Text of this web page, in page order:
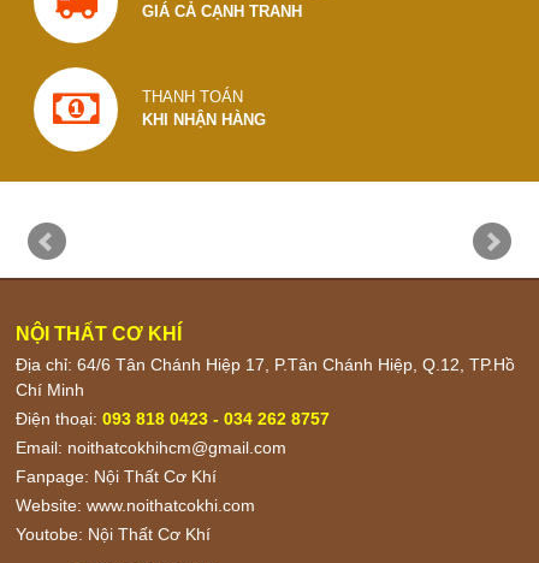
GIÁ CẢ CẠNH TRANH
THANH TOÁN
KHI NHẬN HÀNG
NỘI THẤT CƠ KHÍ
Địa chỉ: 64/6 Tân Chánh Hiệp 17, P.Tân Chánh Hiệp, Q.12, TP.Hồ
Chí Minh
Điện thoại:093 818 0423 - 034 262 8757
Email: noithatcokhihcm@gmail.com
Fanpage: Nội Thất Cơ Khí
Website:www.noithatcokhi.com
Youtobe: Nội Thất Cơ Khí